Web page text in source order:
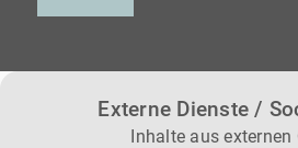
Externe Dienste /
Inhalte aus externen